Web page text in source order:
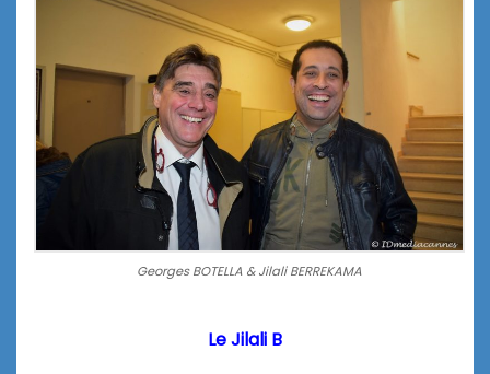
Georges BOTELLA & Jilali BERREKAMA
Le Jilali B